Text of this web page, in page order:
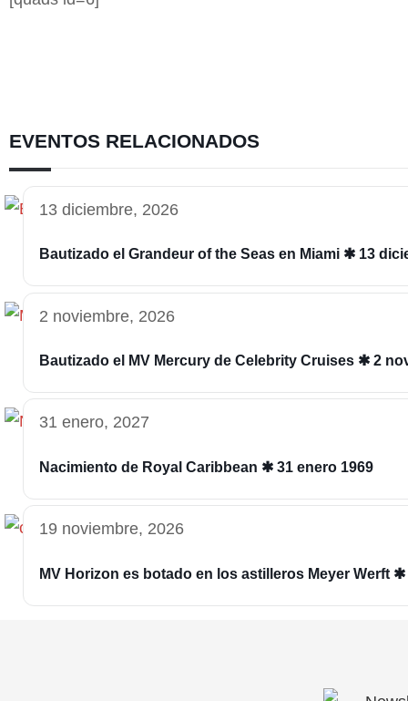
EVENTOS RELACIONADOS
13 diciembre, 2026
Bautizado el Grandeur of the Seas en Miami ✱ 13
2 noviembre, 2026
Bautizado el MV Mercury de Celebrity Cruises ✱ 2
31 enero, 2027
Nacimiento de Royal Caribbean ✱ 31 enero 1969
19 noviembre, 2026
MV Horizon es botado en los astilleros Meyer Werft